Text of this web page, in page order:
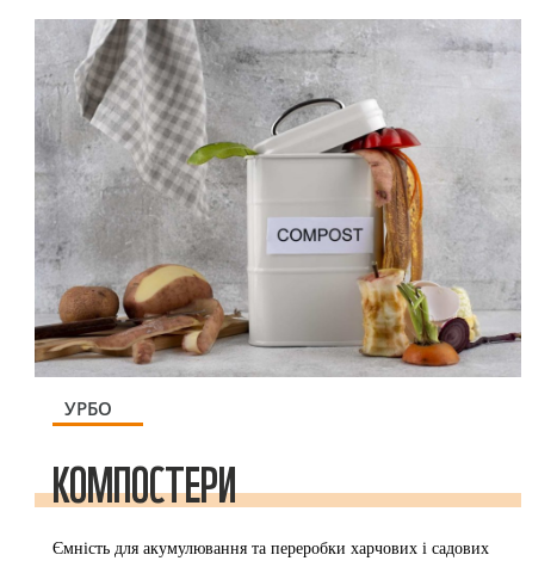
УРБО
КОМПОСТЕРИ
Ємність для акумулювання та переробки харчових і садових